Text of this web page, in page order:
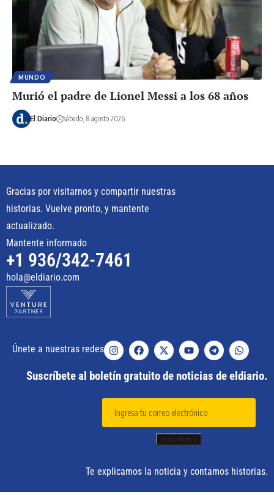
MUNDO
Murió el padre de Lionel Messi a los 68 años
El Diario sábado, 8 agosto 2026
historias. Vuelve pronto, y mantente
actualizado.
Mantente informado
+1 936/342-7461
hola@eldiario.com
Suscríbete al boletín gratuito de noticias de eldiario.